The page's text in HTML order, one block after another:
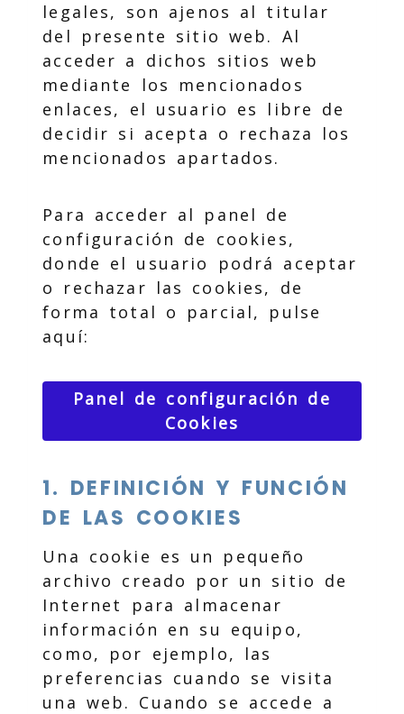
legales, son ajenos al titular
del presente sitio web. Al
acceder a dichos sitios web
mediante los mencionados
enlaces, el usuario es libre de
decidir si acepta o rechaza los
mencionados apartados.
Para acceder al panel de
configuración de cookies,
donde el usuario podrá aceptar
o rechazar las cookies, de
forma total o parcial, pulse
aquí:
Panel de configuración de
Cookies
1. DEFINICIÓN Y FUNCIÓN
DE LAS COOKIES
Una cookie es un pequeño
archivo creado por un sitio de
Internet para almacenar
información en su equipo,
como, por ejemplo, las
preferencias cuando se visita
una web. Cuando se accede a